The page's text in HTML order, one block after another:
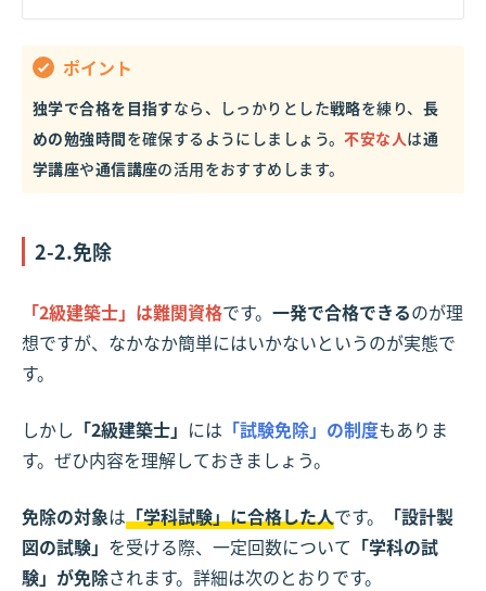
ポイント
独学で合格を目指すなら、しっかりとした戦略を練り、 長
めの勉強時間を確保するようにしましょう。不安な人は通
学講座や通信講座の活用をおすすめします。
2-2.免除
「2級建築士」は難関資格です。 一発で合格できるのが理
想ですが、なかなか簡単にはいかないというのが実態で
す。
しかし 「2級建築士」 には 「試験免除」の制度もありま
す。ぜひ内容を理解しておきましょう。
免除の対象は「学科試験」に合格した人です。
「設計製
図の試験」 を受ける際、一定回数について 「学科の試
験」が免除されます。詳細は次のとおりです。